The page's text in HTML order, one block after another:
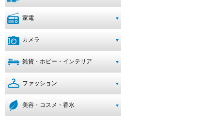
家電
カメラ
雑貨・ホビー・インテリア
ファッション
美容・コスメ・香水